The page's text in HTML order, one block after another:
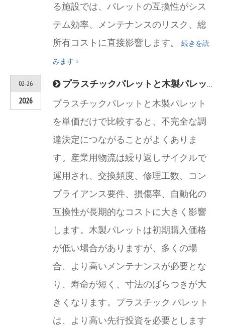
る施設では、パレットの互換性がシス
テム効率、メンテナンスのリスク、総
所有コストに直接影響します。 続きを読
みます »
02-26
2026
プラスチックパレットと木製パレット —— 産業物流の総所有コスト (TCO) 分析 (2026 年)
プラスチックパレットと木製パレット
を単価だけで比較すると、不完全な調
達決定につながることがよくありま
す。産業用物流は繰り返しサイクルで
運用され、交換頻度、修理工数、コン
プライアンス要件、損傷率、自動化の
互換性が長期的なコストに大きく影響
します。木製パレットは初期購入価格
が低い場合がありますが、多くの場
合、より高いメンテナンスが必要とな
り、寿命が短く、寸法のばらつきが大
きくなります。プラスチック パレット
は、より高い先行投資を必要とします